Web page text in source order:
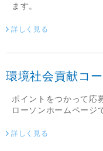
ます。
詳しく見る
環境社会貢献コ
ポイントをつかって応
ローソンホームページ
詳しく見る